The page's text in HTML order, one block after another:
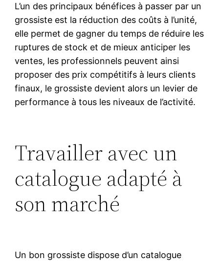
L’un des principaux bénéfices à passer par un
grossiste est la réduction des coûts à l’unité,
elle permet de gagner du temps de réduire les
ruptures de stock et de mieux anticiper les
ventes, les professionnels peuvent ainsi
proposer des prix compétitifs à leurs clients
finaux, le grossiste devient alors un levier de
performance à tous les niveaux de l’activité.
Travailler avec un
catalogue adapté à
son marché
Un bon grossiste dispose d’un catalogue